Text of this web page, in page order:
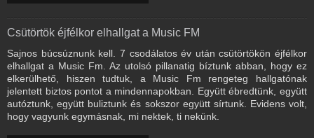
Csütörtök éjfélkor elhallgat a Music FM
Sajnos búcsúznunk kell. 7 csodálatos év után csütörtökön éjfélkor
elhallgat a Music Fm. Az utolsó pillanatig bíztunk abban, hogy ez
elkerülhető, hiszen tudtuk, a Music Fm rengeteg hallgatónak
jelentett biztos pontot a mindennapokban. Együtt ébredtünk, együtt
autóztunk, együtt buliztunk és sokszor együtt sírtunk. Evidens volt,
hogy vagyunk egymásnak, mi nektek, ti nekünk.